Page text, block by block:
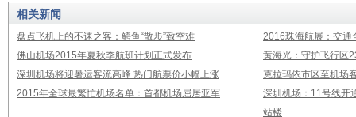
相关新闻
盘点飞机上的不速之客：鳄鱼“散步”致空难
2016珠海航展：交通
佛山机场2015年夏秋季航班计划正式发布
黄海光：守护飞行区
深圳机场将迎暑运客流高峰 热门航票价小幅上涨
克拉玛依市区至机场
2015年全球最繁忙机场名单：首都机场屈居亚军
深圳机场：11号线开
站楼